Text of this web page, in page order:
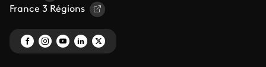
France 3 Régions